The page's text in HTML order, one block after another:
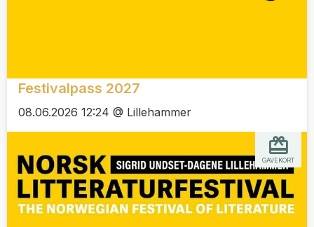
Festivalpass 2027
08.06.2026 12:24 @ Lillehammer
GAVEKORT